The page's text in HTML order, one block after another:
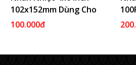
102x152mm Dùng Cho
Vận Chuyển, Địa Chỉ,
100.000đ